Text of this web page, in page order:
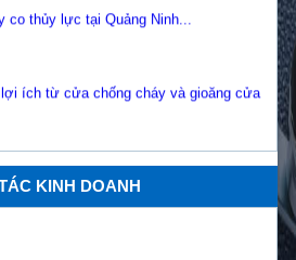
chống cháy Sơn Mỹ...
KINH DOANH